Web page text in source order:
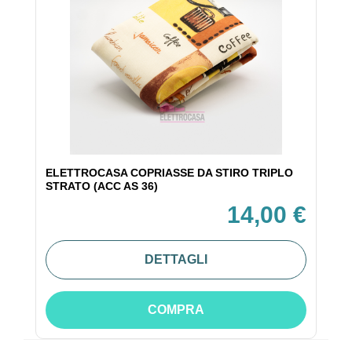
ELETTROCASA COPRIASSE DA STIRO TRIPLO
STRATO (ACC AS 36)
14,00 €
DETTAGLI
COMPRA